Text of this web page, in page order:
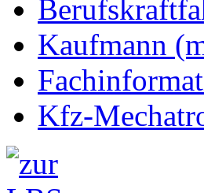
Kaufmann
Kfz-